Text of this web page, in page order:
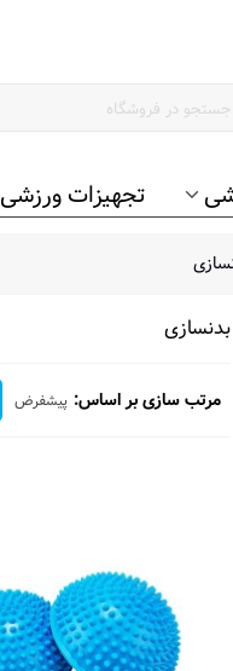
تجهیزات ورزشی
بدنسازی
مرتب سازی بر اساس: پیشفرض